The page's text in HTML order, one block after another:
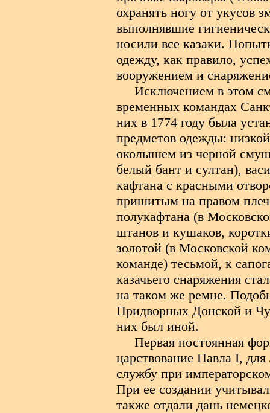
охранять ногу от укусов
выполнявшие
носили все казаки.
одежду, как правило,
вооружением и
Исключением в этом
временных командах
них в 1774 году была
предметов одежды:
околышем из черной
белый бант и султан),
кафтана с красными
пришитым на правом
полукафтана (в
штанов и кушаков,
золотой (в Московской
команде) тесьмой, к
казачьего снаряжения
на таком же ремне.
Придворных Донской и
них был иной.
Первая постоянная
царствование Павла I,
службу при
При ее создании
также отдали дань